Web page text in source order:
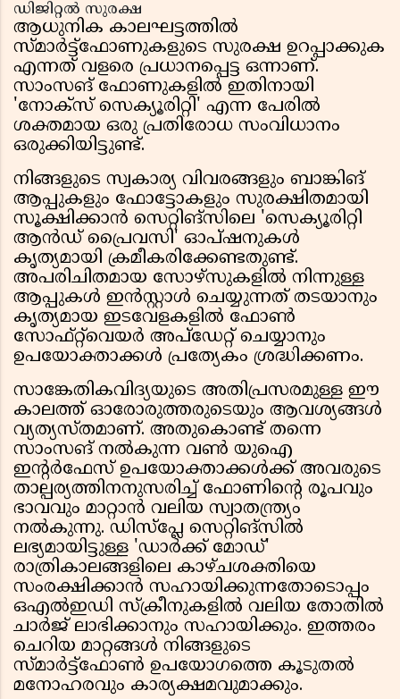
ഡിജിറ്റൽ സുരക്ഷ
ആധുനിക കാലഘട്ടത്തിൽ
സ്മാർട്ട്ഫോണുകളുടെ സുരക്ഷ ഉറപ്പാക്കുക
എന്നത് വളരെ പ്രധാനപ്പെട്ട ഒന്നാണ്.
സാംസങ് ഫോണുകളിൽ ഇതിനായി
'നോക്സ് സെക്യൂരിറ്റി' എന്ന പേരിൽ
ശക്തമായ ഒരു പ്രതിരോധ സംവിധാനം
ഒരുക്കിയിട്ടുണ്ട്.
നിങ്ങളുടെ സ്വകാര്യ വിവരങ്ങളും ബാങ്കിങ്
ആപ്പുകളും ഫോട്ടോകളും സുരക്ഷിതമായി
സൂക്ഷിക്കാൻ സെറ്റിങ്സിലെ 'സെക്യൂരിറ്റി
ആൻഡ് പ്രൈവസി' ഓപ്ഷനുകൾ
കൃത്യമായി ക്രമീകരിക്കേണ്ടതുണ്ട്.
അപരിചിതമായ സോഴ്സുകളിൽ നിന്നുള്ള
ആപ്പുകൾ ഇൻസ്റ്റാൾ ചെയ്യുന്നത് തടയാനും
കൃത്യമായ ഇടവേളകളിൽ ഫോൺ
സോഫ്റ്റ്‌വെയർ അപ്ഡേറ്റ് ചെയ്യാനും
ഉപയോക്താക്കൾ പ്രത്യേകം ശ്രദ്ധിക്കണം.
സാങ്കേതികവിദ്യയുടെ അതിപ്രസരമുള്ള ഈ
കാലത്ത് ഓരോരുത്തരുടെയും ആവശ്യങ്ങൾ
വ്യത്യസ്തമാണ്. അതുകൊണ്ട് തന്നെ
സാംസങ് നൽകുന്ന വൺ യുഐ
ഇൻ്റർഫേസ് ഉപയോക്താക്കൾക്ക് അവരുടെ
താല്പര്യത്തിനനുസരിച്ച് ഫോണിൻ്റെ രൂപവും
ഭാവവും മാറ്റാൻ വലിയ സ്വാതന്ത്ര്യം
നൽകുന്നു. ഡിസ്പ്ലേ സെറ്റിങ്സിൽ
ലഭ്യമായിട്ടുള്ള 'ഡാർക്ക് മോഡ്'
രാത്രികാലങ്ങളിലെ കാഴ്ചശക്തിയെ
സംരക്ഷിക്കാൻ സഹായിക്കുന്നതോടൊപ്പം
ഒഎൽഇഡി സ്ക്രീനുകളിൽ വലിയ തോതിൽ
ചാർജ് ലാഭിക്കാനും സഹായിക്കും. ഇത്തരം
ചെറിയ മാറ്റങ്ങൾ നിങ്ങളുടെ
സ്മാർട്ട്ഫോൺ ഉപയോഗത്തെ കൂടുതൽ
മനോഹരവും കാര്യക്ഷമവുമാക്കും.